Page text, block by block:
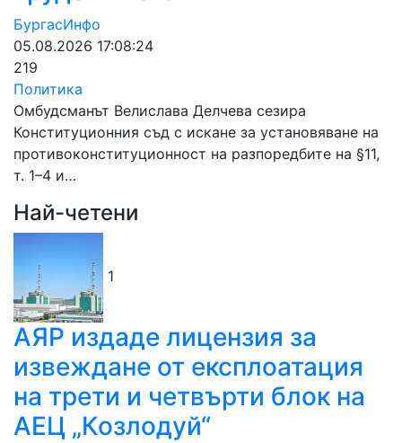
БургасИнфо
05.08.2026 17:08:24
219
Политика
Омбудсманът Велислава Делчева сезира
Конституционния съд с искане за установяване на
противоконституционност на разпоредбите на §11,
т. 1–4 и…
Най-четени
1
АЯР издаде лицензия за
извеждане от експлоатация
на трети и четвърти блок на
АЕЦ „Козлодуй“